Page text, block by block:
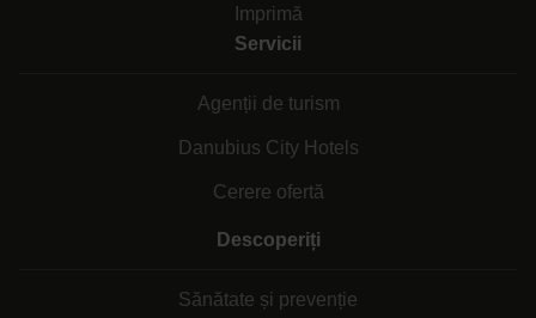
Imprimă
Servicii
Agenții de turism
Danubius City Hotels
Cerere ofertă
Descoperiți
Sănătate și prevenție